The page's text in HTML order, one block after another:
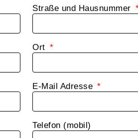
Straße und Hausnummer
Ort
E-Mail Adresse
Telefon (mobil)